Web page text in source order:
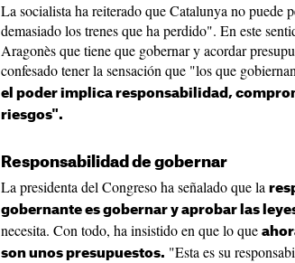
La socialista ha reiterado que Catalunya no puede
demasiado los trenes que ha perdido". En este
Aragonès que tiene que gobernar y acordar
confesado tener la sensación que "los que gobiernan
el poder implica responsabilidad,
riesgos".
Responsabilidad de gobernar
La presidenta del Congreso ha señalado que la
gobernante es gobernar y aprobar las
necesita. Con todo, ha insistido en que lo que
son unos presupuestos. "Esta es su